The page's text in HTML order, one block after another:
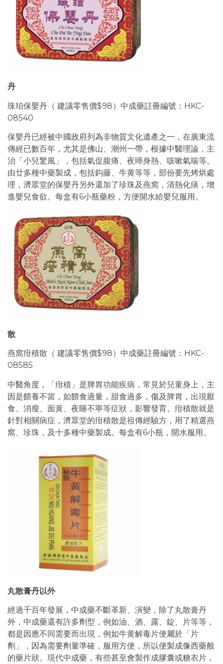
丹
珠珀保嬰丹（ 建議零售價$98）中成藥註冊編號：HKC-
08540
保嬰丹已經被中國政府列為非物質文化遺產之一，在廣東流
傳經已數百年，尤其是佛山、潮州一帶，根據中醫理論，主
治「小兒驚風」，包括氣促腹痛、夜啼身熱、咳嗽氣喘等。
由廿多種中藥製成，包括鈎藤、牛黄等等，部份要先烤烘處
理，濟眾堂的保嬰丹另外還加了珍珠及燕窩，清熱化痰，增
進嬰兒食欲。每盒有6小瓶藥粉，方便開水給嬰兒服用。
散
燕窩疳積散（ 建議零售價$98）中成藥註冊編號：HKC-
08585
中醫角度，「疳積」是脾胃功能疾病，常見於兒童身上，主
因是餵養不當，如餵食過量，甜食過多，傷及脾胃，出現厭
食、消瘦、面黃、夜睡不寧等症狀，影響發育。疳積散就是
針對相關病症，濟眾堂的疳積散是祖傳經驗方，用了精選燕
窩、珍珠，及十多種中藥製成。每盒有6小瓶，開水服用。
丸散膏丹以外
經過千百年發展，中成藥不斷革新、演變，除了丸散膏丹
外，中成藥還有許多劑型，例如油、酒、露、錠、片等等，
都是因應不同需要而出現，例如牛黄解毒片便屬於「片
劑」，因為需要劑量準確，服用方便，所以便製成像西藥般
的藥片狀。現代中成藥，有些甚至會製作成膠囊或糖衣片，